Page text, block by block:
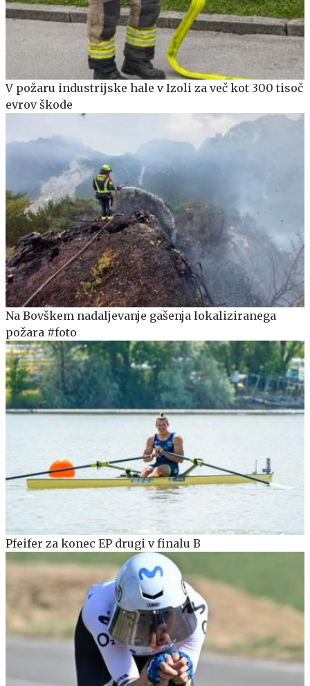
V požaru industrijske hale v Izoli za več kot 300 tisoč
evrov škode
Na Bovškem nadaljevanje gašenja lokaliziranega
požara #foto
Pfeifer za konec EP drugi v finalu B